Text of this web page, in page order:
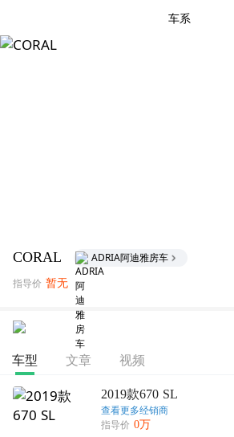
车系
CORAL ADRIA阿迪雅房车
指导价 暂无
车型 文章 视频
2019款670 SL
查看更多经销商
指导价 0万